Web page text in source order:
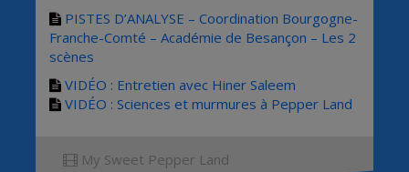
PISTES D’ANALYSE – Coordination Bourgogne-
Franche-Comté – Académie de Besançon – Les 2
scènes
VIDÉO : Entretien avec Hiner Saleem
VIDÉO : Sciences et murmures à Pepper Land
My Sweet Pepper Land